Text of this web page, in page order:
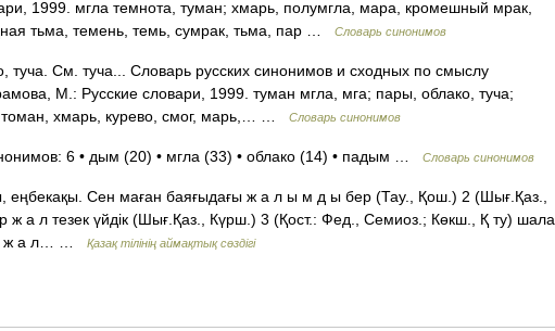
1999. мгла темнота, туман; хмарь, полумгла, мара, кромешный мрак,
тьма, темень, темь, сумрак, тьма, пар …
Словарь синонимов
См. туча... Словарь русских синонимов и сходных по смыслу
М.: Русские словари, 1999. туман мгла, мга; пары, облако, туча;
хмарь, курево, смог, марь,… …
Словарь синонимов
6 • дым (20) • мгла (33) • облако (14) • падым … Словарь синонимов
Сен маған баяғыдағы ж а л ы м д ы бер (Тау., Қош.) 2 (Шығ.Қаз.,
ж а л тезек үйдік (Шығ.Қаз., Күрш.) 3 (Қост.: Фед., Семиоз.; Көкш., Қ ту) шала
ж а л… …
Қазақ тілінің аймақтық сөздігі